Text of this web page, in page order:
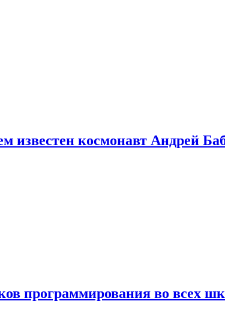
известен космонавт Андрей
программирования во всех